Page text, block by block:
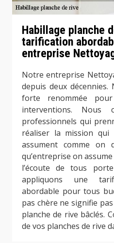
Habillage planche
tarification
entreprise
Notre entreprise
depuis deux décennies.
forte renommée
interventions. Nous
professionnels qui
réaliser la mission qui
assument comme
qu’entreprise on
l’écoute de tous
appliquons une
abordable pour tous
pas chère ne signifie
planche de rive bâclés.
de vos planches de rive